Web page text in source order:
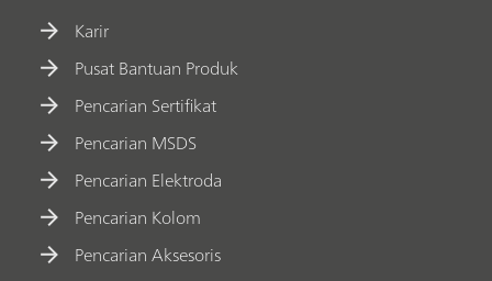
Karir
Pusat Bantuan Produk
Pencarian Sertifikat
Pencarian MSDS
Pencarian Elektroda
Pencarian Kolom
Pencarian Aksesoris